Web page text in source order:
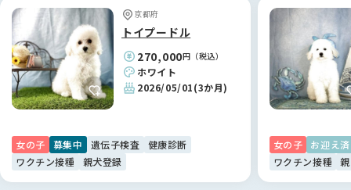
ようになり、家族の会話と笑顔がぐんと増えました！😊ライト
という名前の通り、我が家を明るく照らしてくれる存在です。
管野さん、本当にありがとうございました！🐾
【BreederFamiliesへ】
命を大切にするブリーダーさんと出会える、信頼度の高いサイ
トです！
い」という思いで辿り着いたのが、BreederFamiliesさんでし
た。
他のサイトも色々と比較しましたが、BFさんは派手な広告より
京都府
トイプードル
270,000円（税込）
ホワイト
2026/05/01(3か月)
女の子 募集中 遺伝子検査
健康診断
ワクチン接種
親犬登録
女の子
お迎え済
ワクチン接種